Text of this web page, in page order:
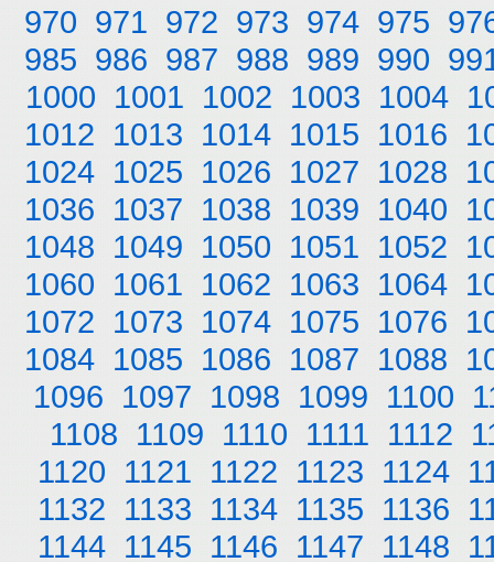
970 971 972 973 974 975
985 986 987 988 989 990
1000 1001 1002 1003 1004
1012 1013 1014 1015 1016
1024 1025 1026 1027 1028
1036 1037 1038 1039 1040
1048 1049 1050 1051 1052
1060 1061 1062 1063 1064
1072 1073 1074 1075 1076
1084 1085 1086 1087 1088
1096 1097 1098 1099 1100
1108 1109 1110 1111 1112
1120 1121 1122 1123 1124
1132 1133 1134 1135 1136
1144 1145 1146 1147 1148